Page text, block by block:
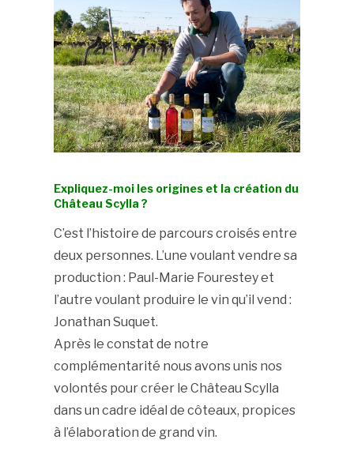
Expliquez-moi les origines et la création du
Château Scylla ?
C’est l’histoire de parcours croisés entre
deux personnes. L’une voulant vendre sa
production : Paul-Marie Fourestey et
l’autre voulant produire le vin qu’il vend :
Jonathan Suquet.
Après le constat de notre
complémentarité nous avons unis nos
volontés pour créer le Château Scylla
dans un cadre idéal de côteaux, propices
à l’élaboration de grand vin.